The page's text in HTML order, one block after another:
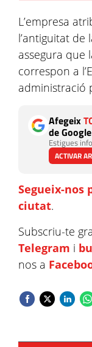
L’empresa
l’antiguitat de
assegura que
correspon a
administració
Afegeix
de
Estigues
ACTIVAR
Segueix-nos
ciutat.
Subscriu-te
Telegram i
nos a